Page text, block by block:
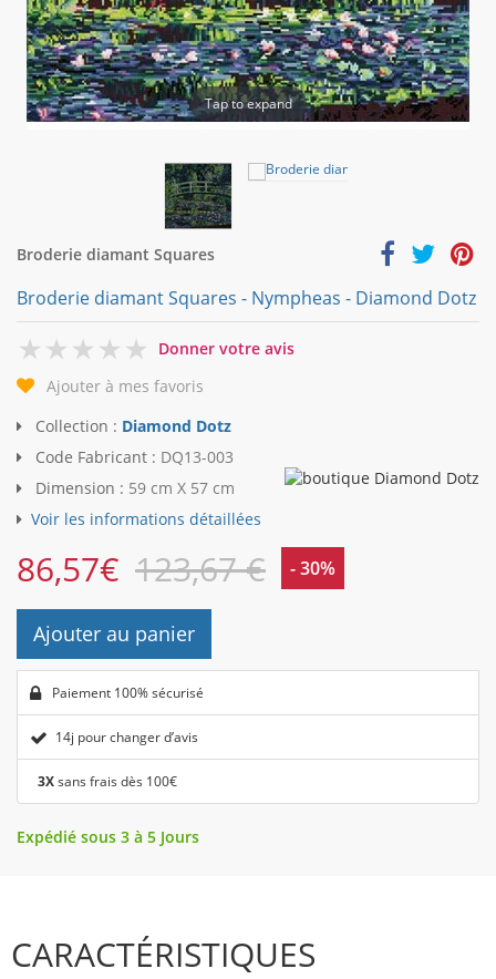
Tap to expand
Broderie diamant Squares
Broderie diamant Squares - Nympheas - Diamond Dotz
0
Donner votre avis
Ajouter à mes favoris
Collection : Diamond Dotz
Code Fabricant : DQ13-003
Dimension : 59 cm X 57 cm
Voir les informations détaillées
86,57€ 123,67 € - 30%
Ajouter au panier
Paiement 100% sécurisé
14j pour changer d’avis
3Xsans frais dès 100€
Expédié sous 3 à 5 Jours
CARACTÉRISTIQUES